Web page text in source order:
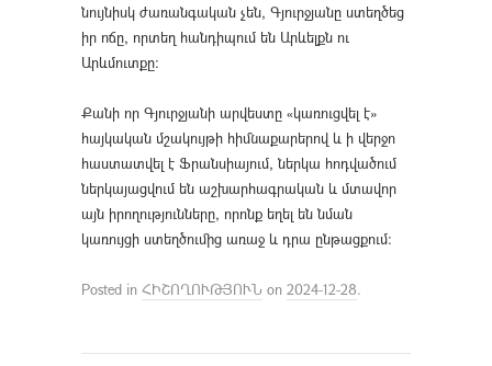
նույնիսկ ժառանգական չեն, Գյուրջյանը ստեղծեց
իր ոճը, որտեղ հանդիպում են Արևելքն ու
Արևմուտքը։
Քանի որ Գյուրջյանի արվեստը «կառուցվել է»
հայկական մշակույթի հիմնաքարերով և ի վերջո
հաստատվել է Ֆրանսիայում, ներկա հոդվածում
ներկայացվում են աշխարհագրական և մտավոր
այն իրողությունները, որոնք եղել են նման
կառույցի ստեղծումից առաջ և դրա ընթացքում։
Posted in ՀԻՇՈՂՈՒԹՅՈՒՆ on 2024-12-28.